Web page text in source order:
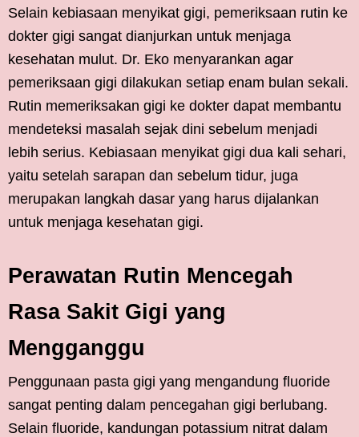
Selain kebiasaan menyikat gigi, pemeriksaan rutin ke
dokter gigi sangat dianjurkan untuk menjaga
kesehatan mulut. Dr. Eko menyarankan agar
pemeriksaan gigi dilakukan setiap enam bulan sekali.
Rutin memeriksakan gigi ke dokter dapat membantu
mendeteksi masalah sejak dini sebelum menjadi
lebih serius. Kebiasaan menyikat gigi dua kali sehari,
yaitu setelah sarapan dan sebelum tidur, juga
merupakan langkah dasar yang harus dijalankan
untuk menjaga kesehatan gigi.
Perawatan Rutin Mencegah
Rasa Sakit Gigi yang
Mengganggu
Penggunaan pasta gigi yang mengandung fluoride
sangat penting dalam pencegahan gigi berlubang.
Selain fluoride, kandungan potassium nitrat dalam